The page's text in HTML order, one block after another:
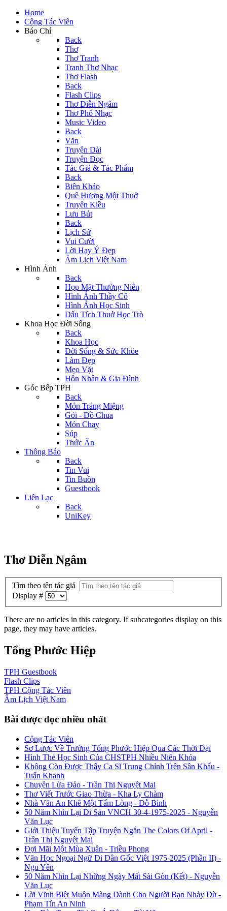
Home
Cộng Tác Viên
Báo Chí
Back
Thơ
Thơ Tranh
Tranh Thơ Nhạc
Thơ Flash
Back
Flash Clips
Thơ Diễn Ngâm
Thơ Phổ Nhạc
Music Video
Back
Văn
Truyện Dài
Truyện Đọc
Tác Giả & Tác Phẩm
Back
Biên Khảo
Quê Hương Một Thuở
Truyện Kiều
Lưu Bút
Back
Lịch Sử
Vui Cười
Lời Hay Ý Đẹp
Âm Lịch Việt Nam
Hình Ảnh
Back
Họp Mặt Thường Niên
Hình Ảnh Thầy Cô
Hình Ảnh Học Sinh
Dấu Tích Thuở Học Trò
Khoa Học Đời Sống
Back
Khoa Học
Đời Sống & Sức Khỏe
Làm Đẹp
Mẹo Vặt
Hôn Nhân & Gia Đình
Góc Bếp TPH
Back
Món Tráng Miệng
Gỏi - Đồ Chua
Món Chay
Súp
Thức Ăn
Thông Báo
Back
Tin Vui
Tin Buồn
Guestbook
Liên Lạc
Back
UniKey
Thơ Diễn Ngâm
Tìm theo tên tác giả
Display #
There are no articles in this category. If subcategories display on this
page, they may have articles.
Tống Phước Hiệp
TPH Guestbook
Flash Clips
TPH Cộng Tác Viên
Âm Lịch Việt Nam
Bài được đọc nhiều nhất
Cộng Tác Viên
Sơ Lược Về Trường Tống Phước Hiệp Qua Các Thời Đại
Hình Thẻ Học Sinh Của CHSTPH Nhiều Niên Khóa
Không Còn Được Thấy Ca Sĩ Trung Chỉnh Trên Sân Khấu -
Tuấn Khanh
Chuyện Lừa Đảo - Trần Thị Nguyệt Mai
Thơ Viết Trước Giao Thừa - Kha Ly Chàm
Nhà Văn An Khê Một Tấm Lòng - Đỗ Bình
50 Năm Nhìn Lại Di Sản VNCH 30-4-1975-2025 - Nguyễn
Văn Lục
Giới Thiệu Tuyển Tập Truyện Ngắn The Colors Of April -
Trần Thị Nguyệt Mai
Đợi Mãi Một Mùa Xuân - Triều Phong
Văn Học Ngoại Ngữ Di Dân Gốc Việt 1975-2025 (Phần II) -
Ngu Yên
50 Năm Nhìn Lại Những Ngày Mất Sài Gòn (Kết) - Nguyễn
Văn Lục
Lời Vĩnh Biệt Muộn Màng Dành Cho Người Bạn Nhảy Dù -
Phạm Tín An Ninh